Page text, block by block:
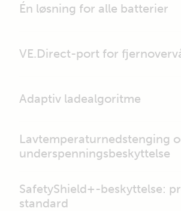
Én løsning for alle batterier
VE.Direct-port for
Adaptiv ladealgoritme
Lavtemperaturnedstenging
underspenningsbeskyttelse
SafetyShield+-beskyttelse:
standard